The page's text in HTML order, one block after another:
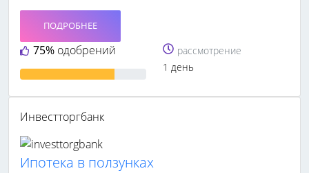
75% одобрений
ПОДРОБНЕЕ
рассмотрение
1 день
Инвестторгбанк
Ипотека в ползунках